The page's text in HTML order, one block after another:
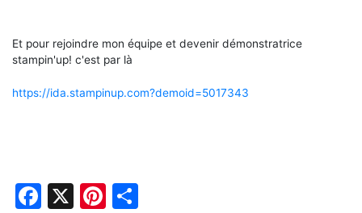
Et pour rejoindre mon équipe et devenir démonstratrice
stampin'up! c'est par là
https://ida.stampinup.com?demoid=5017343
Facebook
X Pinterest